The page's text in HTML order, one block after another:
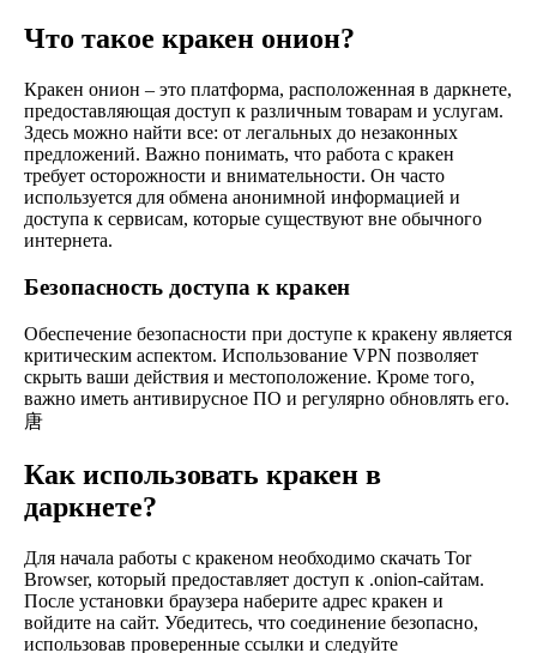
Что такое кракен онион?
Кракен онион – это платформа, расположенная в даркнете,
предоставляющая доступ к различным товарам и услугам.
Здесь можно найти все: от легальных до незаконных
предложений. Важно понимать, что работа с кракен
требует осторожности и внимательности. Он часто
используется для обмена анонимной информацией и
доступа к сервисам, которые существуют вне обычного
интернета.
Безопасность доступа к кракен
Обеспечение безопасности при доступе к кракену является
критическим аспектом. Использование VPN позволяет
скрыть ваши действия и местоположение. Кроме того,
важно иметь антивирусное ПО и регулярно обновлять его.
唐
Как использовать кракен в
даркнете?
Для начала работы с кракеном необходимо скачать Tor
Browser, который предоставляет доступ к .onion-сайтам.
После установки браузера наберите адрес кракен и
войдите на сайт. Убедитесь, что соединение безопасно,
использовав проверенные ссылки и следуйте